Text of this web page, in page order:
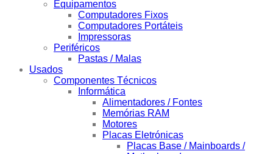
Equipamentos
Computadores Fixos
Computadores Portáteis
Impressoras
Periféricos
Pastas / Malas
Usados
Componentes Técnicos
Informática
Alimentadores / Fontes
Memórias RAM
Motores
Placas Eletrónicas
Placas Base / Mainboards /